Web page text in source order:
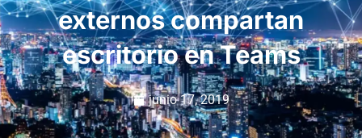
externos compartan
escritorio en Teams
junio 17, 2019